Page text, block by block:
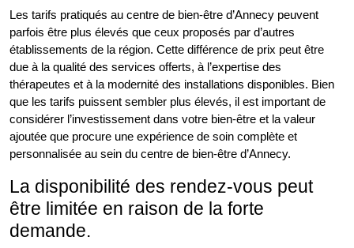
Les tarifs pratiqués au centre de bien-être d’Annecy peuvent
parfois être plus élevés que ceux proposés par d’autres
établissements de la région. Cette différence de prix peut être
due à la qualité des services offerts, à l’expertise des
thérapeutes et à la modernité des installations disponibles. Bien
que les tarifs puissent sembler plus élevés, il est important de
considérer l’investissement dans votre bien-être et la valeur
ajoutée que procure une expérience de soin complète et
personnalisée au sein du centre de bien-être d’Annecy.
La disponibilité des rendez-vous peut
être limitée en raison de la forte
demande.